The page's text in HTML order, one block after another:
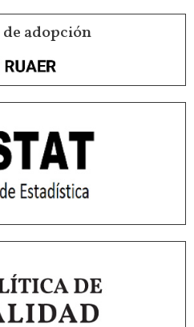
adopción